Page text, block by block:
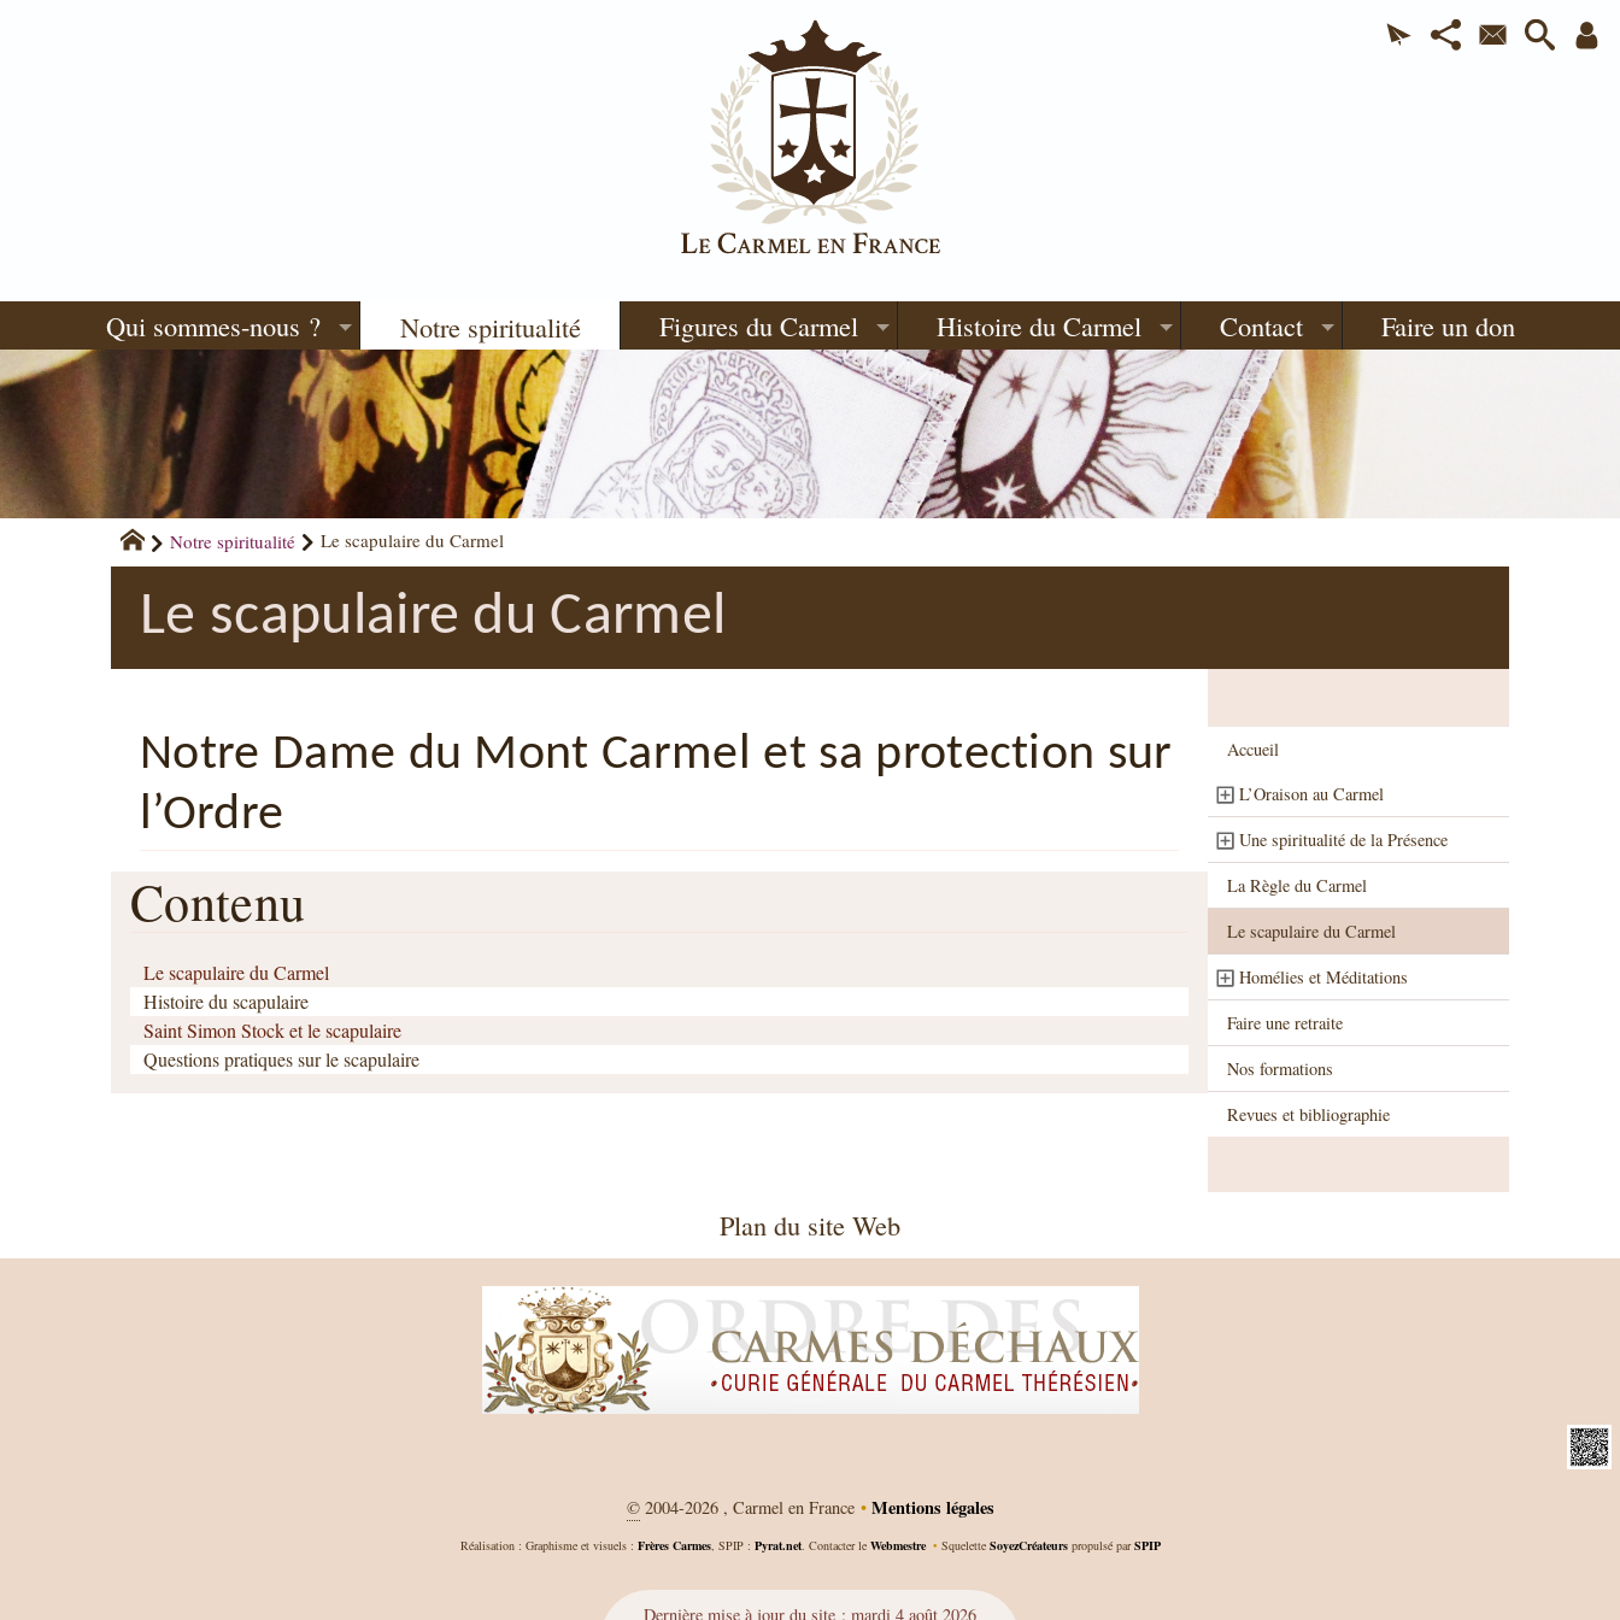
Qui sommes-nous ? Notre spiritualité Figures du Carmel Histoire du Carmel Contact Faire un don
Notre spiritualité Le scapulaire du Carmel
Le scapulaire du Carmel
Notre Dame du Mont Carmel et sa protection sur
l’Ordre
Contenu
Le scapulaire du Carmel
Histoire du scapulaire
Saint Simon Stock et le scapulaire
Questions pratiques sur le scapulaire
Accueil
L’Oraison au Carmel
Une spiritualité de la Présence
La Règle du Carmel
Le scapulaire du Carmel
Homélies et Méditations
Faire une retraite
Nos formations
Revues et bibliographie
Plan du site Web
©2004-2026 , Carmel en France • Mentions légales
Réalisation : Graphisme et visuels : Frères Carmes, SPIP : Pyrat.net. Contacter le Webmestre • Squelette SoyezCréateurspropulsé parSPIP
Dernière mise à jour du site : mardi 4 août 2026